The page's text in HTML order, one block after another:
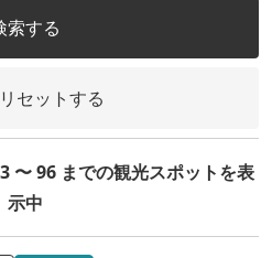
索する
セットする
〜 96 までの観光スポットを表
示中